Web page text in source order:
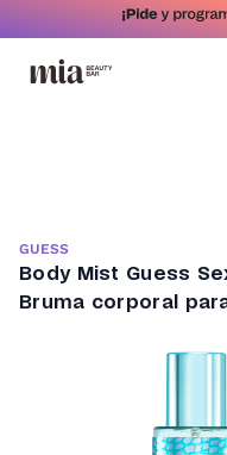
GUESS
Body Mist Guess
Bruma corporal